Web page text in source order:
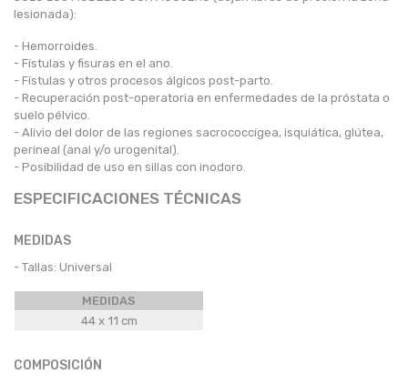
lesionada):
- Hemorroides.
- Fístulas y fisuras en el ano.
- Fístulas y otros procesos álgicos post-parto.
- Recuperación post-operatoria en enfermedades de la próstata o
suelo pélvico.
- Alivio del dolor de las regiones sacrococcígea, isquiática, glútea,
perineal (anal y/o urogenital).
- Posibilidad de uso en sillas con inodoro.
ESPECIFICACIONES TÉCNICAS
MEDIDAS
- Tallas: Universal
MEDIDAS
44 x 11 cm
COMPOSICIÓN